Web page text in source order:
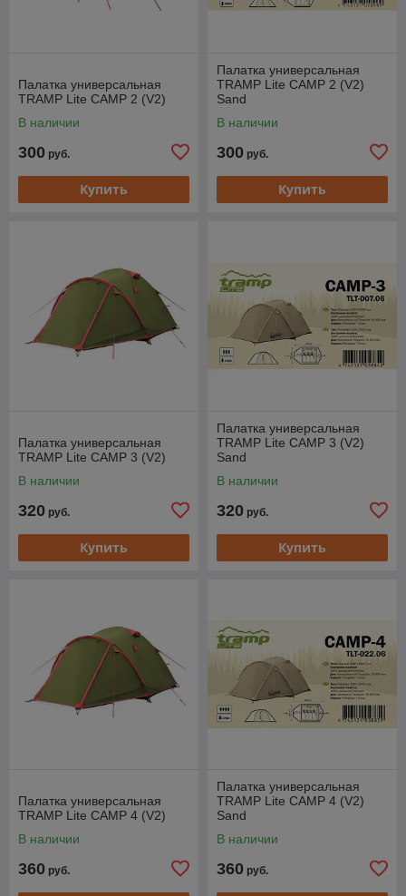
Палатка универсальная
TRAMP Lite CAMP 2 (V2)
В наличии
300 руб.
Купить
Палатка универсальная
TRAMP Lite CAMP 2 (V2)
Sand
В наличии
300 руб.
Купить
Палатка универсальная
TRAMP Lite CAMP 3 (V2)
В наличии
320 руб.
Купить
Палатка универсальная
TRAMP Lite CAMP 3 (V2)
Sand
В наличии
320 руб.
Купить
Палатка универсальная
TRAMP Lite CAMP 4 (V2)
В наличии
360 руб.
Палатка универсальная
TRAMP Lite CAMP 4 (V2)
Sand
В наличии
360 руб.